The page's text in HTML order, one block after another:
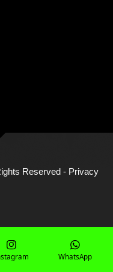
Reserved - Privacy
WhatsApp